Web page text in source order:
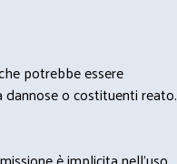
potrebbe essere
o costituenti reato.